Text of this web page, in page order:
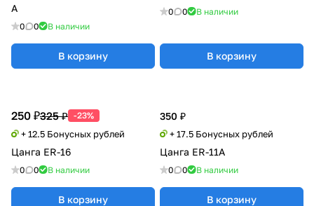
A
0 0 В наличии
В корзину
0 0 В наличии
В корзину
250 ₽325 ₽ -23%
+ 12.5 Бонусных рублей
Цанга ER-16
0 0 В наличии
В корзину
350 ₽
+ 17.5 Бонусных рублей
Цанга ER-11A
0 0 В наличии
В корзину